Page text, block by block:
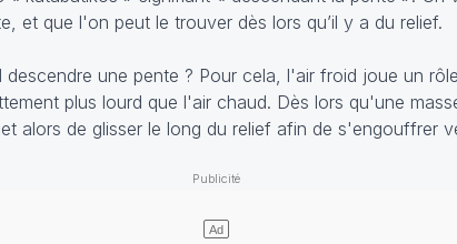
et que l'on peut le trouver dès lors qu’il y a du relief.
une pente ? Pour cela, l'air froid joue un
plus lourd que l'air chaud. Dès lors qu'une
alors de glisser le long du relief afin de s'engouffrer